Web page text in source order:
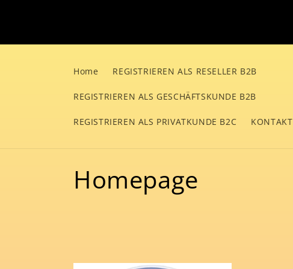
Home REGISTRIEREN ALS RESELLER B2B
REGISTRIEREN ALS GESCHÄFTSKUNDE B2B
REGISTRIEREN ALS PRIVATKUNDE B2C KONTAKT
K
Homepage